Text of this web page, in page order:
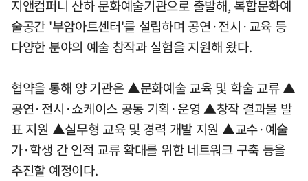
지앤컴퍼니 산하 문화예술기관으로 출발해, 복합문화예
술공간 '부암아트센터'를 설립하며 공연·전시·교육 등
다양한 분야의 예술 창작과 실험을 지원해 왔다.
협약을 통해 양 기관은 ▲문화예술 교육 및 학술 교류 ▲
공연·전시·쇼케이스 공동 기획·운영 ▲창작 결과물 발
표 지원 ▲실무형 교육 및 경력 개발 지원 ▲교수·예술
가·학생 간 인적 교류 확대를 위한 네트워크 구축 등을
추진할 예정이다.